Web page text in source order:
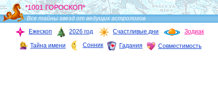
*1001 ГОРОСКОП*
Все тайны звезд от ведущих астрологов
Ежескоп
2026 год Счастливые дни Зодиак
Тайна имени Сонник Гадания Совместимость